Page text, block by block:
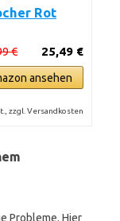
Rot
25,49 €
€
ansehen
zzgl. Versandkosten
Probleme. Hier